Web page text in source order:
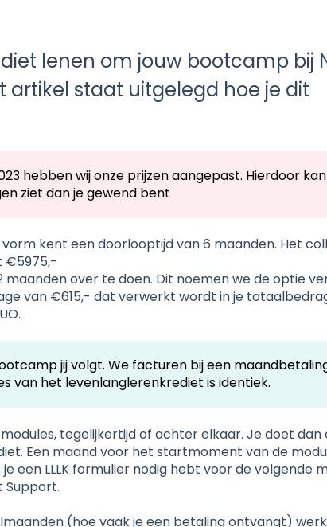
lenen om jouw bootcamp bij
artikel staat uitgelegd hoe je dit
hebben wij onze prijzen aangepast. Hierdoor
ziet dan je gewend bent
kent een doorlooptijd van 6 maanden. Het
€5975,-
maanden over te doen. Dit noemen we de optie
van €615,- dat verwerkt wordt in je
jij volgt. We facturen bij een
van het levenlanglerenkrediet is identiek.
tegelijkertijd of achter elkaar. Je doet dan
Een maand voor het startmoment van de
je een LLLK formulier nodig hebt voor de volgende
Support.
(hoe vaak je een betaling ontvangt)